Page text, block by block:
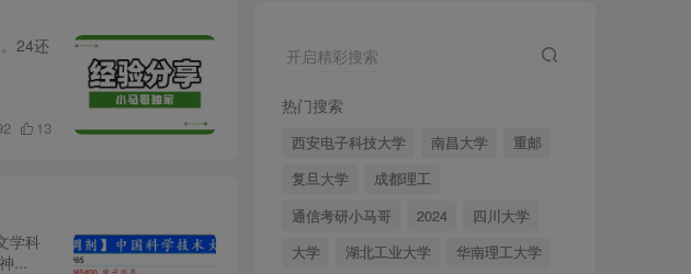
24还
13
学科
...
开启精彩搜索
热门搜索
西安电子科技大学 南昌大学
重邮
复旦大学
成都理工
通信考研小马哥
2024
四川大学
大学
湖北工业大学
华南理工大学